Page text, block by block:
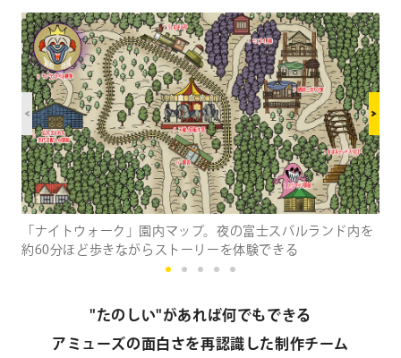
「ナイトウォーク」園内マップ。夜の富士スバルランド内を
約60分ほど歩きながらストーリーを体験できる
"たのしい"があれば何でもできる
アミューズの面白さを再認識した制作チーム